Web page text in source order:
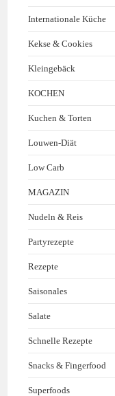
Internationale Küche
Kekse & Cookies
Kleingebäck
KOCHEN
Kuchen & Torten
Louwen-Diät
Low Carb
MAGAZIN
Nudeln & Reis
Partyrezepte
Rezepte
Saisonales
Salate
Schnelle Rezepte
Snacks & Fingerfood
Superfoods